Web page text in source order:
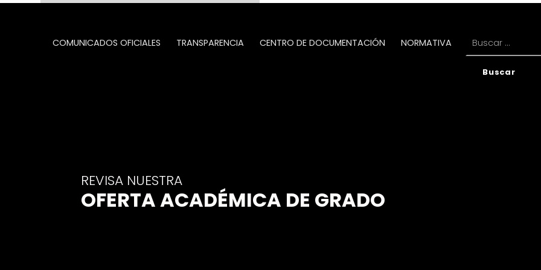
COMUNICADOS OFICIALES TRANSPARENCIA CENTRO DE DOCUMENTACIÓN NORMATIVA
REVISA NUESTRA
OFERTA ACADÉMICA DE GRADO